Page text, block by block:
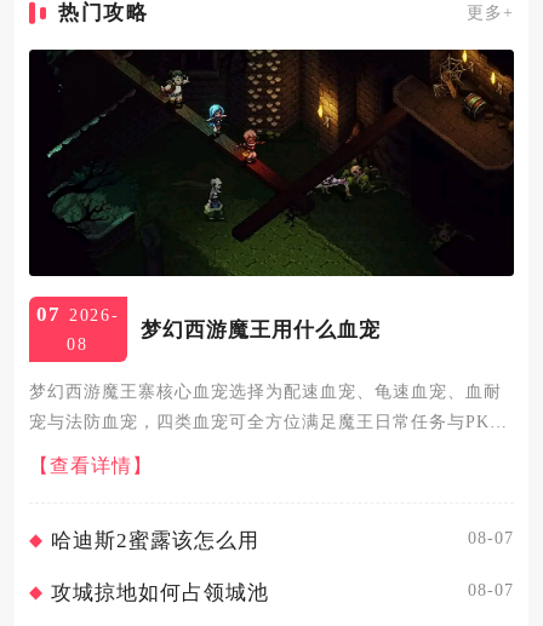
热门攻略 更多+
07
2026-
08
梦幻西游魔王用什么血宠
梦幻西游魔王寨核心血宠选择为配速血宠、龟速血宠、血耐
宠与法防血宠，四类血宠可全方位满足魔王日常任务与PK竞
技的核心需求。配速血宠是魔王寨最核心的血宠类型，速度
需精准控制在比人物快50到100点，采用3体2敏或2体3敏加
【查看详情】
哈迪斯2蜜露该怎么用 08-07
攻城掠地如何占领城池 08-07